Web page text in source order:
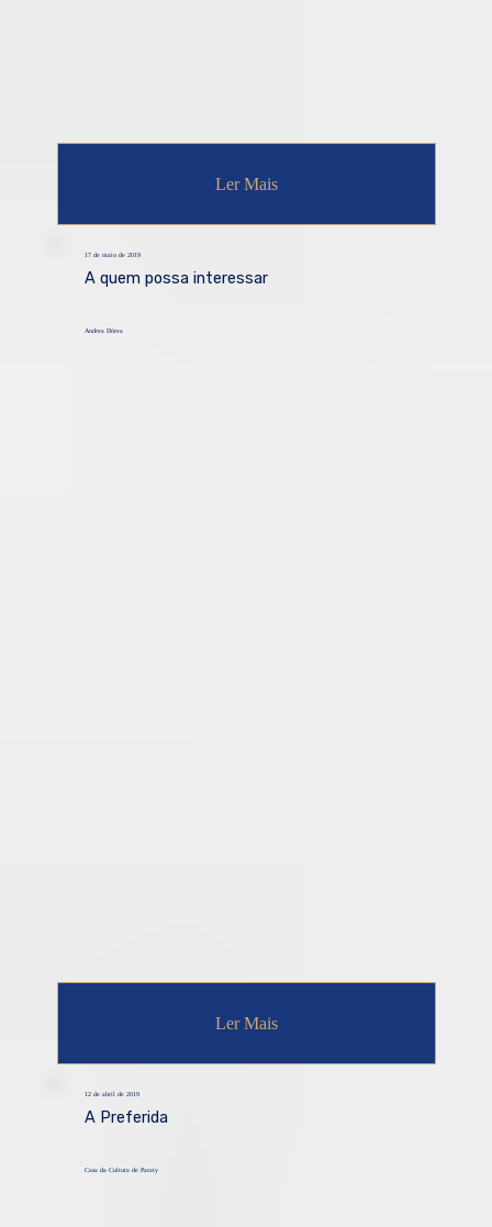
Ler Mais
17 de maio de 2019
A quem possa interessar
Andrea Dórea
Ler Mais
12 de abril de 2019
A Preferida
Casa da Cultura de Paraty